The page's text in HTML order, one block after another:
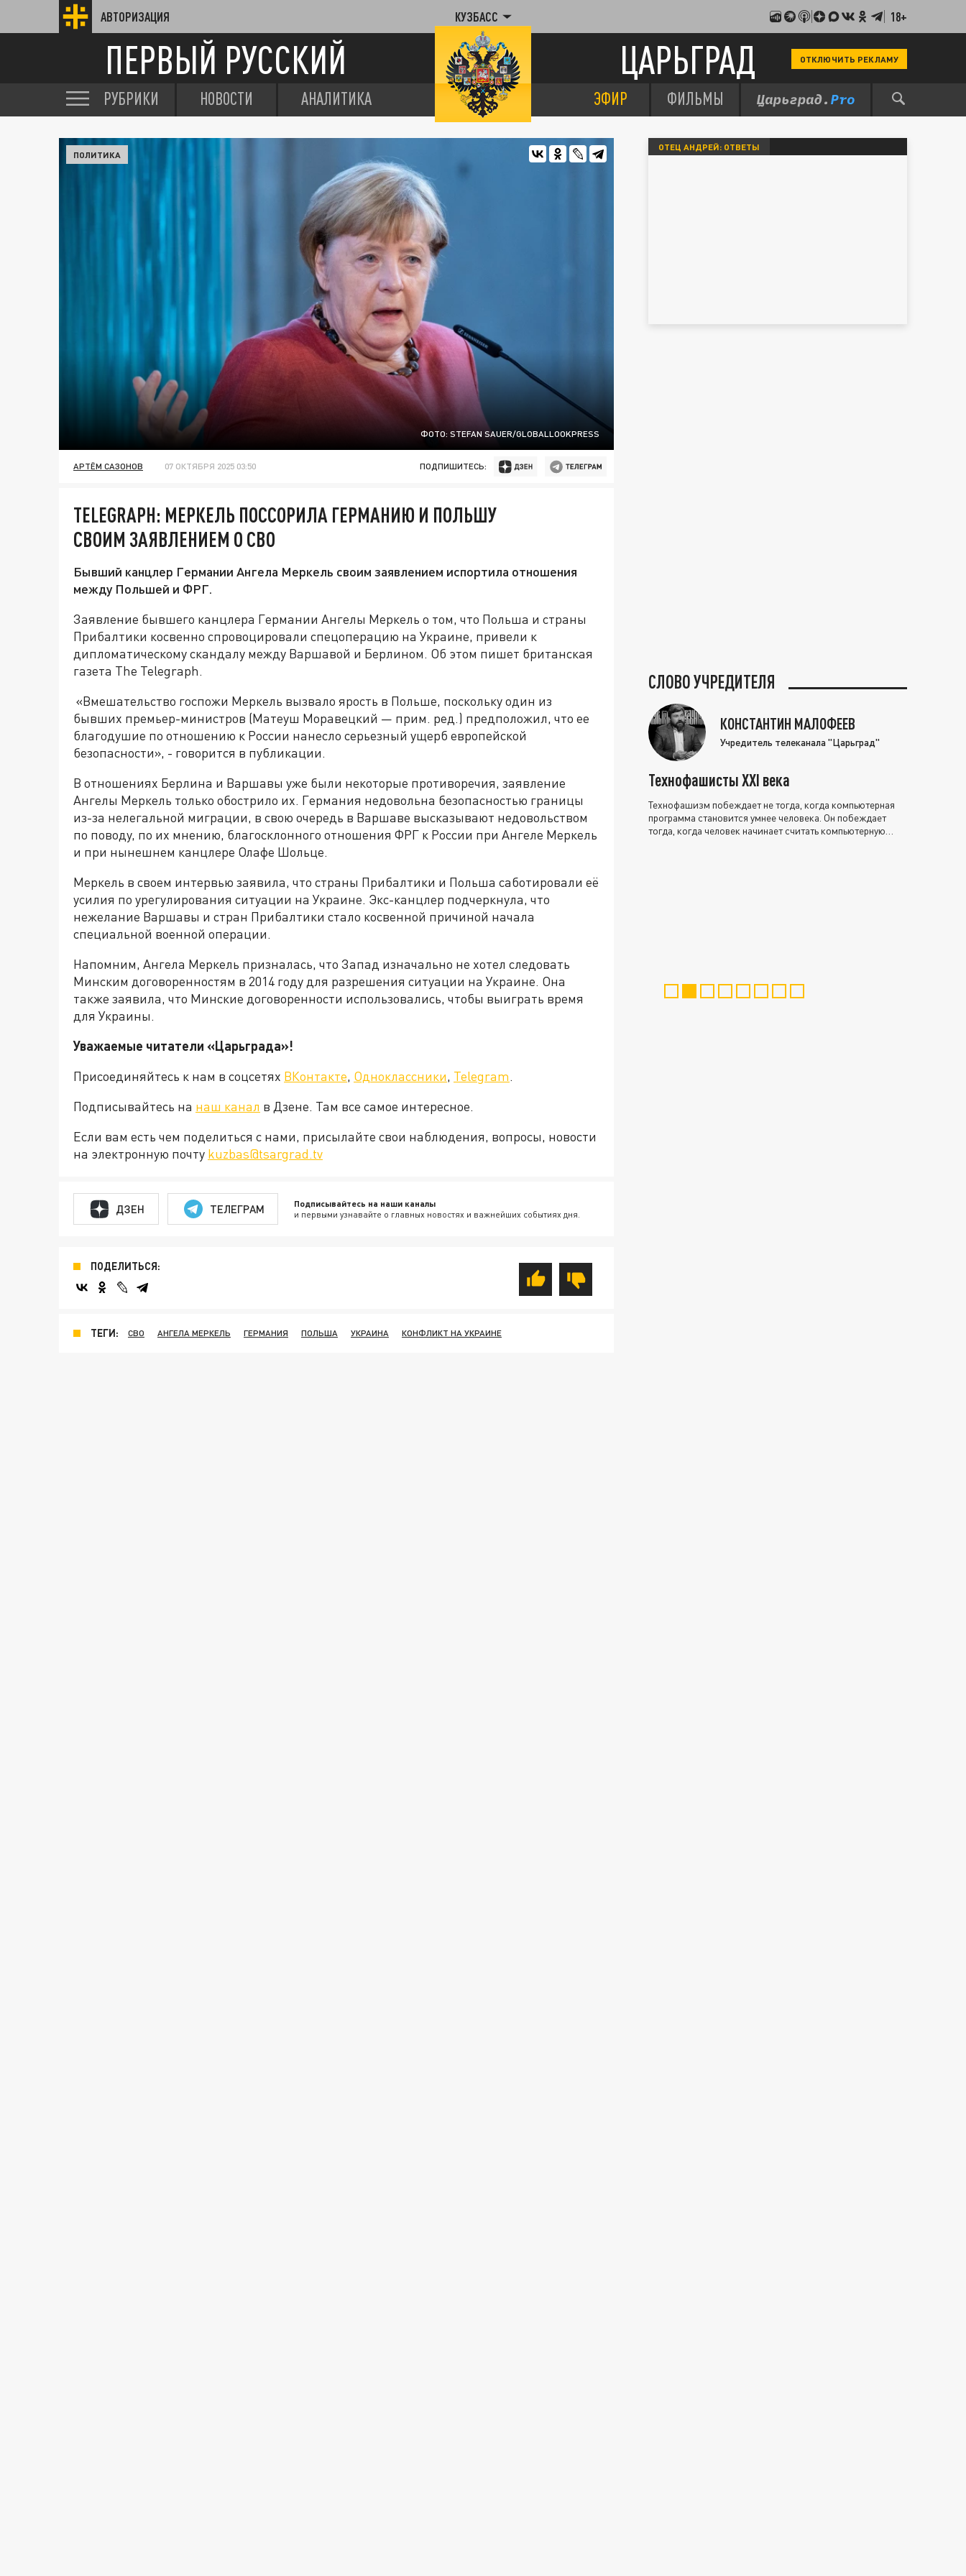
АВТОРИЗАЦИЯ КУЗБАСС 18+
ПЕРВЫЙ РУССКИЙ ЦАРЬГРАД ОТКЛЮЧИТЬ РЕКЛАМУ
РУБРИКИ НОВОСТИ АНАЛИТИКА ЭФИР ФИЛЬМЫ
ФОТО: STEFAN SAUER/GLOBALLOOKPRESS
ПОЛИТИКА
АРТЁМ САЗОНОВ 07 ОКТЯБРЯ 2025 03:50 ПОДПИШИТЕСЬ:
TELEGRAPH: МЕРКЕЛЬ ПОССОРИЛА ГЕРМАНИЮ И ПОЛЬШУ
СВОИМ ЗАЯВЛЕНИЕМ О СВО
Бывший канцлер Германии Ангела Меркель своим заявлением испортила отношения
между Польшей и ФРГ.
Заявление бывшего канцлера Германии Ангелы Меркель о том, что Польша и страны
Прибалтики косвенно спровоцировали спецоперацию на Украине, привели к
дипломатическому скандалу между Варшавой и Берлином. Об этом пишет британская
газета The Telegraph.
«Вмешательство госпожи Меркель вызвало ярость в Польше, поскольку один из
бывших премьер-министров (Матеуш Моравецкий — прим. ред.) предположил, что ее
благодушие по отношению к России нанесло серьезный ущерб европейской
безопасности», - говорится в публикации.
В отношениях Берлина и Варшавы уже были некоторые противоречия, заявление
Ангелы Меркель только обострило их. Германия недовольна безопасностью границы
из-за нелегальной миграции, в свою очередь в Варшаве высказывают недовольством
по поводу, по их мнению, благосклонного отношения ФРГ к России при Ангеле Меркель
и при нынешнем канцлере Олафе Шольце.
Меркель в своем интервью заявила, что страны Прибалтики и Польша саботировали её
усилия по урегулирования ситуации на Украине. Экс-канцлер подчеркнула, что
нежелание Варшавы и стран Прибалтики стало косвенной причиной начала
специальной военной операции.
Напомним, Ангела Меркель призналась, что Запад изначально не хотел следовать
Минским договоренностям в 2014 году для разрешения ситуации на Украине. Она
также заявила, что Минские договоренности использовались, чтобы выиграть время
для Украины.
Уважаемые читатели «Царьграда»!
Присоединяйтесь к нам в соцсетях ВКонтакте, Одноклассники, Telegram.
Подписывайтесь на наш канал в Дзене. Там все самое интересное.
Если вам есть чем поделиться с нами, присылайте свои наблюдения, вопросы, новости
на электронную почту kuzbas@tsargrad.tv
ДЗЕН ТЕЛЕГРАМ Подписывайтесь на наши каналы
и первыми узнавайте о главных новостях и важнейших событиях дня.
ПОДЕЛИТЬСЯ:
ТЕГИ: СВО АНГЕЛА МЕРКЕЛЬ ГЕРМАНИЯ ПОЛЬША УКРАИНА КОНФЛИКТ НА УКРАИНЕ
ОТЕЦ АНДРЕЙ: ОТВЕТЫ
СЛОВО УЧРЕДИТЕЛЯ
КОНСТАНТИН МАЛОФЕЕВ
Учредитель телеканала "Царьград"
Технофашисты XXI века
Технофашизм побеждает не тогда, когда компьютерная
программа становится умнее человека. Он побеждает
тогда, когда человек начинает считать компьютерную